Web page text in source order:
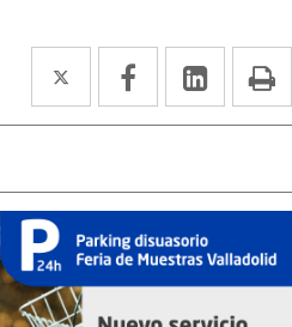
Twitter
Enlace
a
aplicación
externa.
Facebook
Enlace
a
aplicación
externa.
Enlace
a